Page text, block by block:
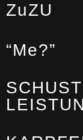
ZuZU
“Me?”